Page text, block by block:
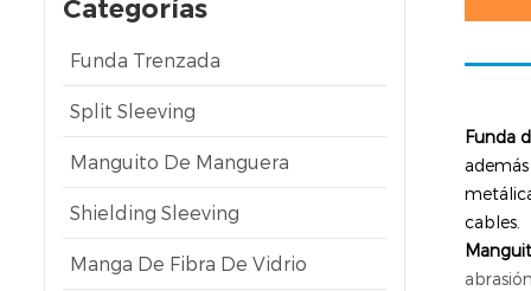
Categorías
Funda Trenzada
Split Sleeving
Manguito De Manguera
Shielding Sleeving
Manga De Fibra De Vidrio
Funda
cables.